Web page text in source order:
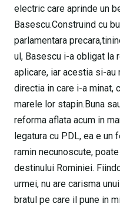
electric care aprinde un
Basescu.Construind cu
parlamentara
ul, Basescu i-a obligat la
aplicare, iar acestia si-
directia in care i-a minat,
marele lor stapin.Buna
reforma aflata acum in
legatura cu PDL, ea e un
ramin necunoscute,
destinului Rominiei.
urmei, nu are carisma
bratul pe care il pune in